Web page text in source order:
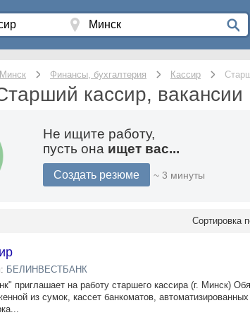
Минск Финансы, бухгалтерия Кассир
кассир, вакансии
Не ищите работу,
пусть она ищет вас...
Создать резюме ~ 3 минуты
Сортировка
БЕЛИНВЕСТБАНК
приглашает на работу старшего кассира (г. Минск)
из сумок, кассет банкоматов,